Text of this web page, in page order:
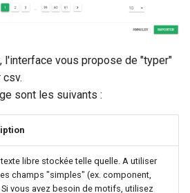
l'interface vous propose de "typer"
csv.
sont les suivants :
libre stockée telle quelle. A utiliser
champs "simples" (ex. component,
vous avez besoin de motifs, utilisez